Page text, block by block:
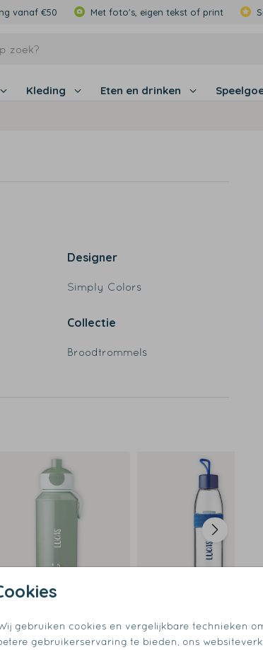
vanaf €50 Met foto's, eigen tekst of print
Kleding Eten en drinken
gebruiken cookies en vergelijkbare technieken
gebruikerservaring te bieden, ons
Designer
Simply Colors
Collectie
Broodtrommels